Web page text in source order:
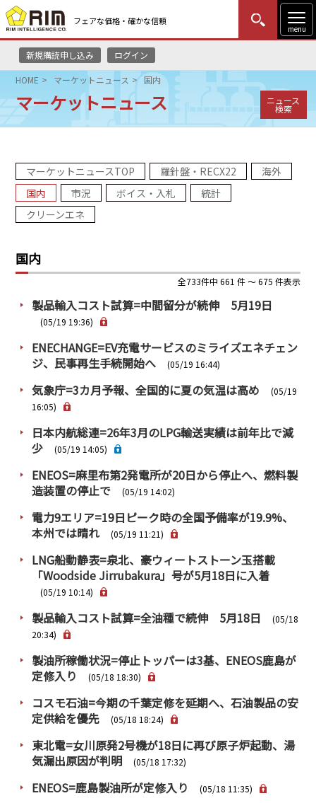
フェアな価格・確かな信頼
menu
新規購読申し込み ログイン
MENU
はじめての方
HOME
リムレポート
メソドロジー
コンサルティング
PRA原則
Q & A
お問い合わせ
サイトマップ
採用情報
English Website
Rim Energy Media(韓国語)
HOME マーケットニュース 国内
マーケットニュース ニュース
検索
マーケットニュースTOP 羅針盤・RECX22
海外
国内
市況 ボイス・入札
統計
クリーンエネ
国内
全733件中 661 件 ～ 675 件表示
製品輸入コスト試算=中間留分が続伸 5月19日
(05/19 19:36)
ENECHANGE=EV充電サービスのミライズエネチェン
ジ、民事再生手続開始へ
(05/19 16:44)
気象庁=3カ月予報、全国的に夏の気温は高め
(05/19
16:05)
日本内航総連=26年3月のLPG輸送実績は前年比で減
少
(05/19 14:05)
ENEOS=麻里布第2発電所が20日から停止へ、燃料製
造装置の停止で
(05/19 14:02)
電力9エリア=19日ピーク時の全国予備率が19.9%、
本州では晴れ
(05/19 11:21)
LNG船動静表=泉北、豪ウィートストーン玉搭載
「Woodside Jirrubakura」号が5月18日に入着
(05/19 10:14)
製品輸入コスト試算=全油種で続伸 5月18日
(05/18
20:34)
製油所稼働状況=停止トッパーは3基、ENEOS鹿島が
定修入り
(05/18 18:30)
コスモ石油=今期の千葉定修を延期へ、石油製品の安
定供給を優先
(05/18 18:24)
東北電=女川原発2号機が18日に再び原子炉起動、湯
気漏出原因が判明
(05/18 17:32)
ENEOS=鹿島製油所が定修入り (05/18 11:35)